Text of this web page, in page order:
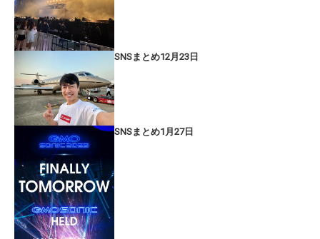
SNSまとめ12月23日
SNSまとめ1月27日